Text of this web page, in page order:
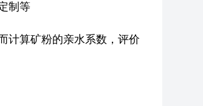
制等
计算矿粉的亲水系数，评价